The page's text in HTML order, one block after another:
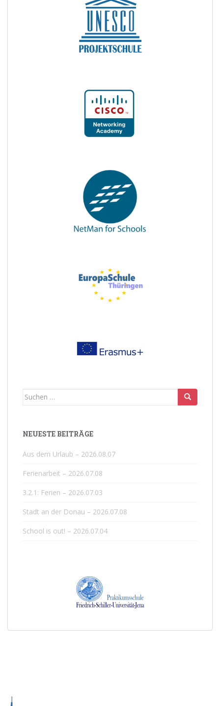
Suchen
NEUESTE BEITRÄGE
Aus dem Urlaub – 2026.08.07
Ferienarbeit – 2026.07.08
3.2.1: Ferien – 2026.07.03
Stadt an der Donau – 2026.07.08
School is out! – 2026.07.04